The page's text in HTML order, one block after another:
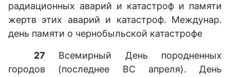
радиационных аварий и катастроф и памяти
жертв этих аварий и катастроф. Междунар.
день памяти о чернобыльской катастрофе
27 Всемирный День породненных
городов (последнее ВС апреля). День